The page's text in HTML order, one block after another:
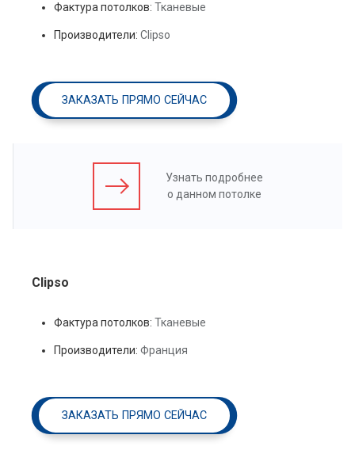
Фактура потолков: Тканевые
Производители: Clipso
ЗАКАЗАТЬ ПРЯМО СЕЙЧАС
Узнать подробнее
о данном потолке
Clipso
Фактура потолков: Тканевые
Производители: Франция
ЗАКАЗАТЬ ПРЯМО СЕЙЧАС